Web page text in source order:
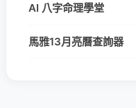
AI 八字命理學堂
馬雅13月亮曆查詢器